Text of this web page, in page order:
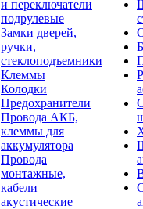
и переключатели
подрулевые
Замки дверей,
ручки,
стеклоподъемники
Клеммы
Колодки
Предохранители
Провода АКБ,
клеммы для
аккумулятора
Провода
монтажные,
кабели
акустические